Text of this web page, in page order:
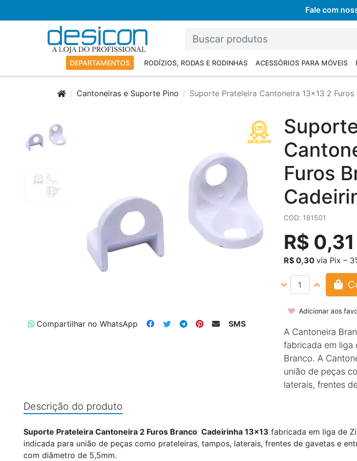
Fale com
DEPARTAMENTOS RODÍZIOS, RODAS E RODINHAS ACESSÓRIOS PARA MÓVEIS
Cantoneiras e Suporte Pino Suporte Prateleira Cantoneira 13x13 2
Compartilhar no WhatsApp SMS
Furos
COD: 181501
R$ 0,31
R$ 0,30 via Pix –
Adicionar aos
A Cantoneira
fabricada em liga
Branco. A
união de peças
laterais, frentes
Descrição do produto
Suporte Prateleira Cantoneira 2 Furos Branco Cadeirinha 13x13 fabricada em liga de
indicada para união de peças como prateleiras, tampos, laterais, frentes de gavetas e
com diâmetro de 5,5mm.